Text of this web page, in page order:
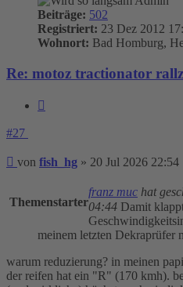
Beiträge: 502
Registriert: 23 Dez 2012
Wohnort: Bad Homburg,
Re: motoz tractionator
#27
Beitrag
von fish_hg » 20 Jul 2026 22:54
Themenstarter
franz muc hat
04:44 Damit
meinem letzten Dekraprüfer
warum reduzierung? in meinen
der reifen hat ein "R" (170 kmh).